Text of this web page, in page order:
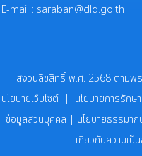
E-mail : saraban@dld.go.th
สงวนลิขสิทธิ์ พ.ศ. 2568 ตาม
นโยบายเว็บไซต์ | นโยบายการรัก
ข้อมูลส่วนบุคคล | นโยบายธรรมา
เกี่ยวกับความเ